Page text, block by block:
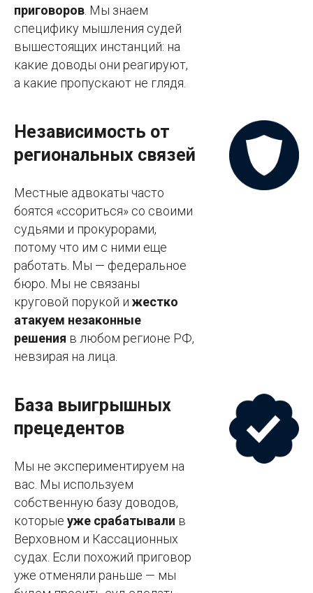
приговоров . Мы знаем
специфику мышления судей
вышестоящих инстанций: на
какие доводы они реагируют,
а какие пропускают не глядя.
Независимость от
региональных связей
Местные адвокаты часто
боятся «ссориться» со своими
судьями и прокурорами,
потому что им с ними еще
работать. Мы — федеральное
бюро. Мы не связаны
круговой порукой и жестко
атакуем незаконные
решения в любом регионе РФ,
невзирая на лица.
База выигрышных
прецедентов
Мы не экспериментируем на
вас. Мы используем
собственную базу доводов,
которые уже срабатывали в
Верховном и Кассационных
судах. Если похожий приговор
уже отменяли раньше — мы